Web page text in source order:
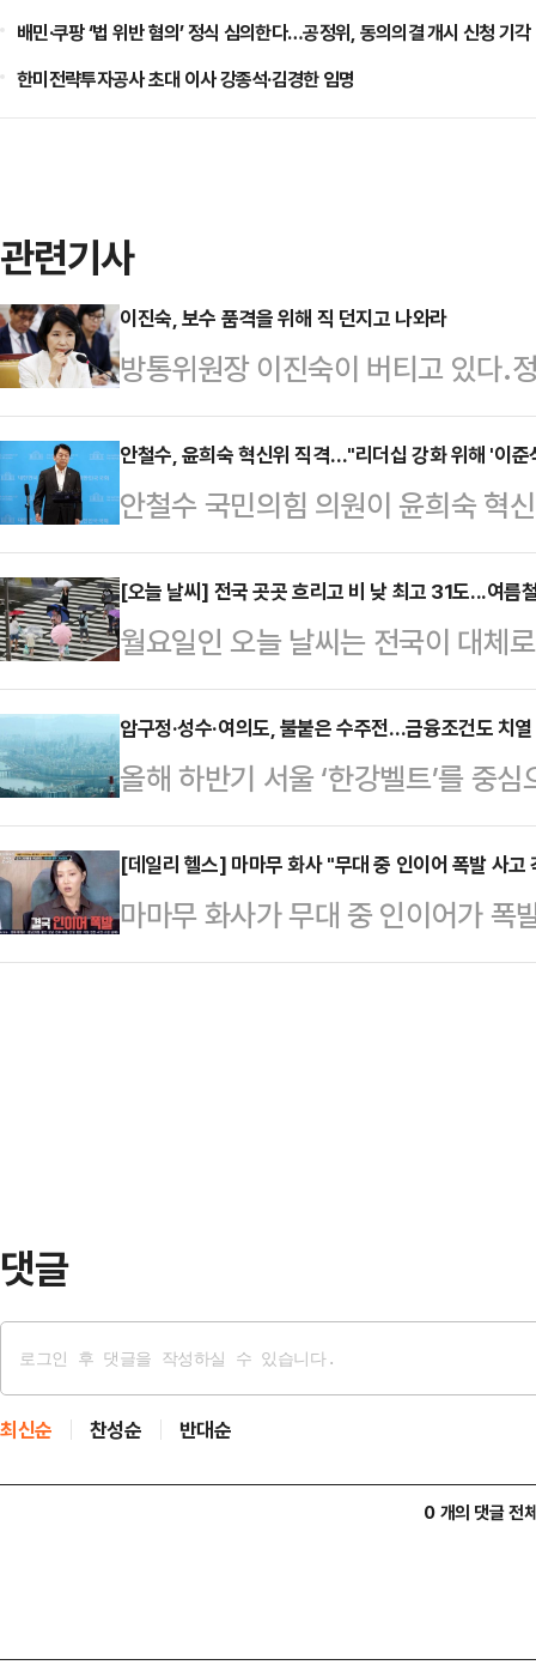
배민·쿠팡 ‘법 위반 혐의’ 정식 심의한다…공정위, 동의의결 개시 신청 기각
한미전략투자공사 초대 이사 강종석·김경한 임명
관련기사
이진숙, 보수 품격을 위해 직 던지고 나와라
방통위원장 이진숙이 버티고 있다.
다. ‘보수의 여전사’란 애칭도 붙인
다. 취임한 이래 일 한 번 제대로 해
에 탄핵도 당했으며 복귀해서도
뀌니 독 안에 든 쥐가 됐다.이 쥐 신
하려는 듯 그녀는 새 대통령에게 “
하고 민주당이 고의로 회피한 방송
청했다.그러자…
안철수, 윤희숙 혁신위 직격…"리더십 강화 위해 '이
안철수 국민의힘 의원이 윤희숙 혁
다.안 의원은 13일 페이스북에 "혁
제를 없애고 중앙당무위를 만든다
행을 하려 하나"라고 직격했다.그
두 없애고, 당 대표가 간택하는 당
내용"이라며 "잦은 비대위로 인해
가 필요하다고 한다"고 했다.이어 "
다. 리더십 강화를 위해서…
[오늘 날씨] 전국 곳곳 흐리고 비 낮 최고 31도...여름
월요일인 오늘 날씨는 전국이 대체
한풀 꺾일 전망이다.기상청은 "강
겠다. 오전부터 밤사이 수도권과
가 내리는 곳이 있겠다"고 예보했
서울·인천·경기 북서부 10∼40
대전·세종·충남 및 충북 20∼60
외) 50∼100㎜, 전북 및 광주·전
부산·울산…
압구정·성수·여의도, 불붙은 수주전…금융조건도 치열
올해 하반기 서울 ‘한강벨트’를 중
압구정, 성수1지구, 여의도 대교 등
면서 대형 건설사들이 혈투를 예고
용조건이 변수로 떠오를 전망이다
서 조 단위 규모의 대형 재건축·재
[데일리 헬스] 마마무 화사 "무대 중 인이어 폭발 사
마마무 화사가 무대 중 인이어가
오후 방송된 KBS 2TV 예능 프로그
댓글
최신순 찬성순 반대순
0 개의 댓글 전